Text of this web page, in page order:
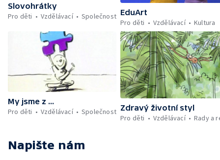
Slovohrátky
Pro děti
Vzdělávací Společnost EduArt
Pro děti
Vzdělávací Kultura
My jsme z ...
Pro děti
Vzdělávací Společnost Zdravý životní styl
Pro děti
Vzdělávací Rady a
Napište nám